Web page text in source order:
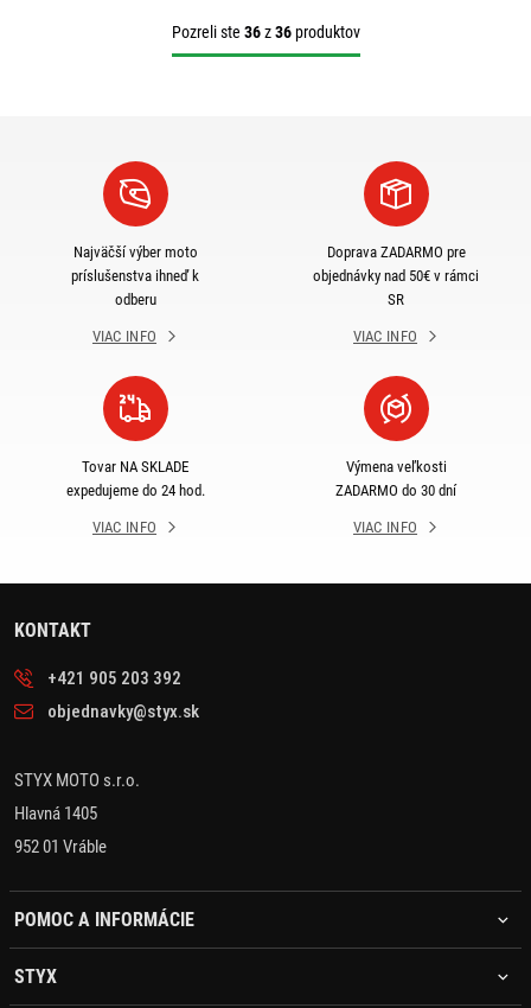
Pozreli ste 36z36produktov
Najväčší výber moto
príslušenstva ihneď k
odberu
VIAC INFO
Doprava ZADARMO pre
objednávky nad 50€ v rámci
SR
VIAC INFO
Tovar NA SKLADE
expedujeme do 24 hod.
VIAC INFO
Výmena veľkosti
ZADARMO do 30 dní
VIAC INFO
KONTAKT
+421 905 203 392
objednavky@styx.sk
STYX MOTO s.r.o.
Hlavná 1405
952 01 Vráble
POMOC A INFORMÁCIE
STYX